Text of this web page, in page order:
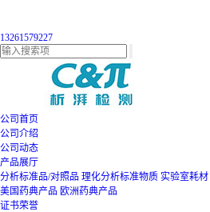
13261579227
公司首页
公司介绍
公司动态
产品展厅
分析标准品/对照品 理化分析标准物质 实验室耗材
美国药典产品 欧洲药典产品
证书荣誉